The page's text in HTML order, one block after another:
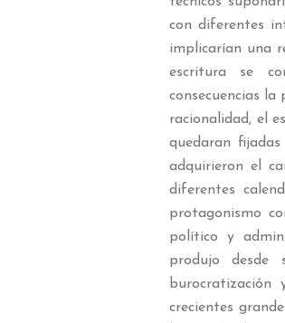
con diferentes
implicarían una
escritura se
consecuencias
racionalidad, el
quedaran
adquirieron el
diferentes
protagonismo
político y
produjo desde
burocratización
crecientes